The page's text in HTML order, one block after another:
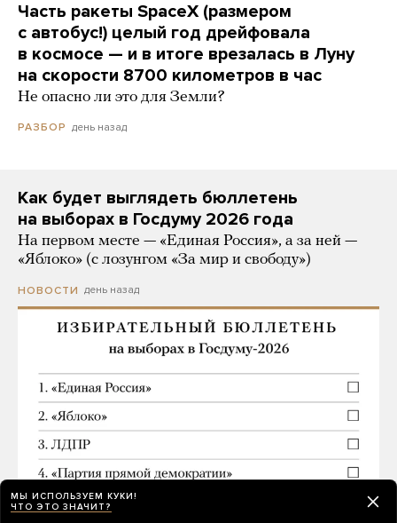
Часть ракеты SpaceX (размером
с автобус!) целый год дрейфовала
в космосе — и в итоге врезалась в Луну
на скорости 8700 километров в час
Не опасно ли это для Земли?
РАЗБОР день назад
Как будет выглядеть бюллетень
на выборах в Госдуму 2026 года
На первом месте — «Единая Россия», а за ней —
«Яблоко» (с лозунгом «За мир и свободу»)
НОВОСТИ день назад
МЫ ИСПОЛЬЗУЕМ КУКИ!
ЧТО ЭТО ЗНАЧИТ?